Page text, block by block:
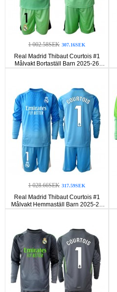
1 002.58SEK 307.16SEK
Real Madrid Thibaut Courtois #1
Målvakt Bortaställ Barn 2025-26
Korta ärmar (+ Korta byxor)
1 028.66SEK 317.59SEK
Real Madrid Thibaut Courtois #1
Målvakt Hemmaställ Barn 2025-26
Långa ärmar (+ Korta byxor)